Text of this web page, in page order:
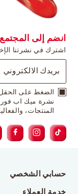
انضم إلى المجتمع
اشترك في نشرتنا
الضغط على
نشرة ميك اب فور
المنتجات،
حسابي الشخصي
خدمة العملاء